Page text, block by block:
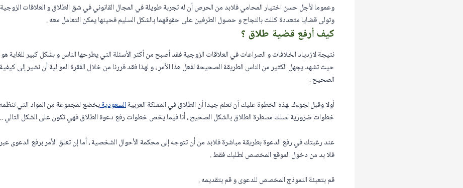
وعموما لأجل حسن اختيار المحامي فلابد من الحرص أن له تجربة طويلة في المجال القانوني في شق الطلاق و العلاقات
وتولى قضايا متعددة كللت بالنجاح و حصول الطرفين على حقوقهما بالشكل السليم فحينها يمكن التعامل معه .
كيف أرفع قضية طلاق ؟
نتيجة لازدياد الخلافات و الصراعات في العلاقات الزوجية فقد أصبح من أكثر الأسئلة التي يطرحها الناس و بشكل كبير
حيث تشهد يجهل الكثير من الناس الطريقة الصحيحة لفعل هذا الأمر ، و لهذا فقد قررنا من خلال الفقرة الموالية أن نشير إلى
الصحيح .
أولا وقبل لجوءك لهذه الخطوة عليك أن تعلم جيدا أن الطلاق في المملكة العربيةالسعوديةيخضع لمجموعة من المواد التي
خطوات ضرورية لسلك مسطرة الطلاق بالشكل الصحيح ، أنا فيما يخص خطوات رفع دعوة الطلاق فهي تكون على الشكل التالي ..
عند رغبتك في رفع الدعوة بطريقة مباشرة فلابد من أن تتوجه إلى محكمة الأحوال الشخصية ، أما إن تعلق الأمر برفع الدعوى عبر
فلا بد من دخول الموقع المخصص لطلبك فقط .
قم بتعبئة النموذج المخصص للدعوى و قم بتقديمه .